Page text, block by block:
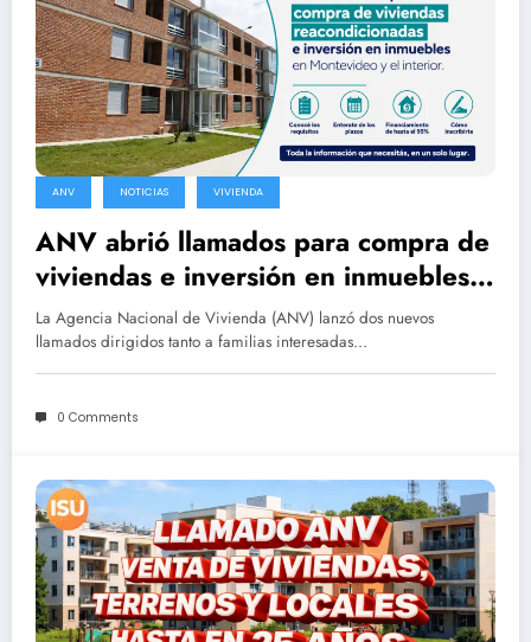
ANV NOTICIAS VIVIENDA
ANV abrió llamados para compra de
viviendas e inversión en inmuebles
en Montevideo y el interior
La Agencia Nacional de Vivienda (ANV) lanzó dos nuevos
llamados dirigidos tanto a familias interesadas…
0 Comments